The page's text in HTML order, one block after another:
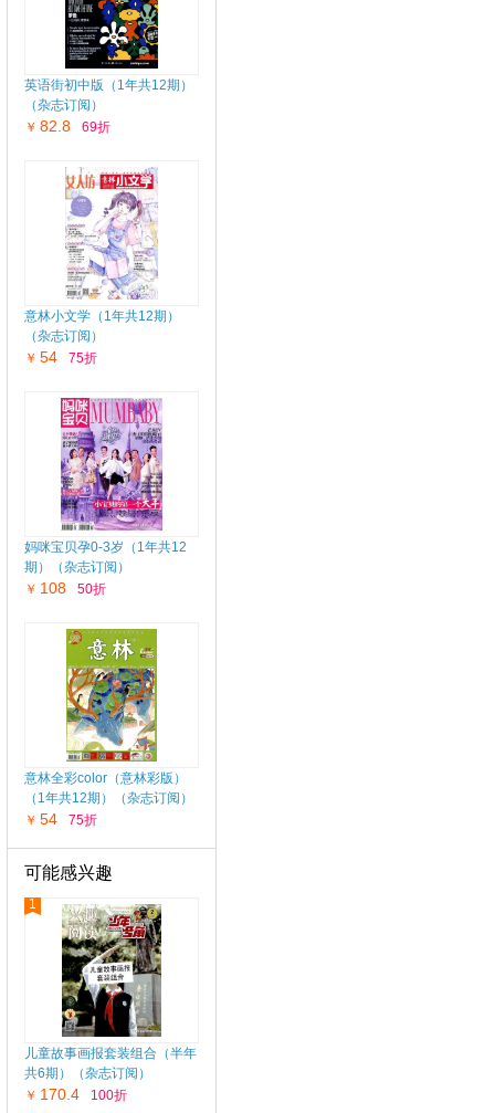
英语街初中版（1年共12期）
（杂志订阅）
￥ 82.8 69折
意林小文学（1年共12期）
（杂志订阅）
￥ 54 75折
妈咪宝贝孕0-3岁（1年共12
期）（杂志订阅）
￥ 108 50折
意林全彩color（意林彩版）
（1年共12期）（杂志订阅）
￥ 54 75折
可能感兴趣
1
儿童故事画报套装组合（半年
共6期）（杂志订阅）
￥ 170.4 100折